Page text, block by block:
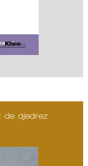
de ajedrez